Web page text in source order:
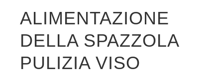
ALIMENTAZIONE
DELLA SPAZZOLA
PULIZIA VISO